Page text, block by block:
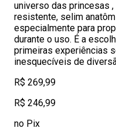
universo das princesas
resistente, selim
especialmente para
durante o uso. É a
primeiras experiências
inesquecíveis de
R$ 269,99
R$ 246,99
no Pix